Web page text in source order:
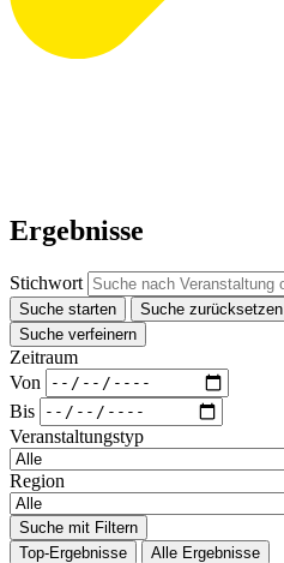
Ergebnisse
Stichwort
Suche starten
Suche zurücksetzen
Suche verfeinern
Zeitraum
Von
Bis
Veranstaltungstyp
Region
Suche mit Filtern
Top-Ergebnisse
Alle Ergebnisse